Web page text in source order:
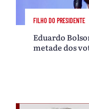
FILHO DO PRESIDENTE
Eduardo
metade dos